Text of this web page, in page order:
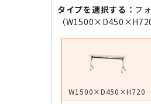
タイプを選択する： フ
（W1500×D450×H720
W1500×D450×H720